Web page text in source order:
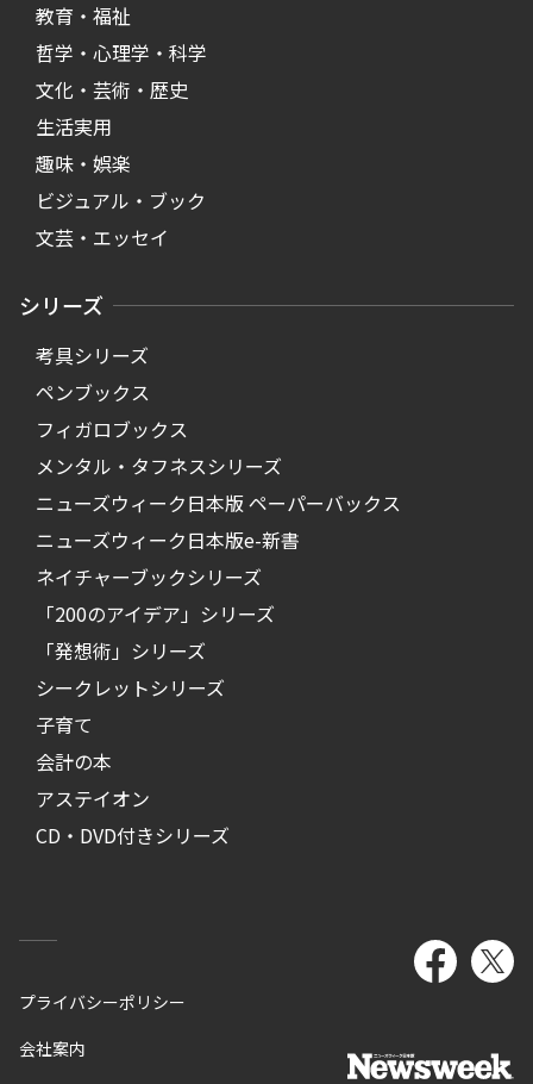
教育・福祉
哲学・心理学・科学
文化・芸術・歴史
生活実用
趣味・娯楽
ビジュアル・ブック
文芸・エッセイ
シリーズ
考具シリーズ
ペンブックス
フィガロブックス
メンタル・タフネスシリーズ
ニューズウィーク日本版 ペーパーバックス
ニューズウィーク日本版e-新書
ネイチャーブックシリーズ
「200のアイデア」シリーズ
「発想術」シリーズ
シークレットシリーズ
子育て
会計の本
アステイオン
CD・DVD付きシリーズ
プライバシーポリシー
会社案内